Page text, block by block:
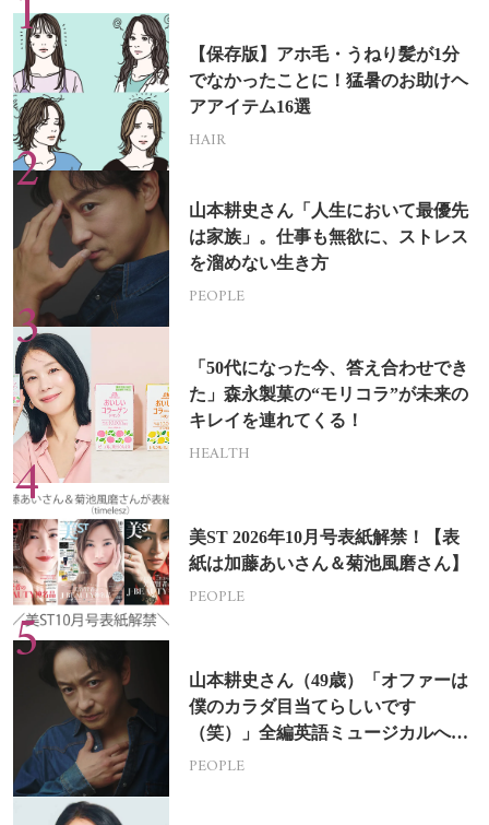
【保存版】アホ毛・うねり髪が1分
でなかったことに！猛暑のお助けヘ
アアイテム16選
HAIR
山本耕史さん「人生において最優先
は家族」。仕事も無欲に、ストレス
を溜めない生き方
PEOPLE
「50代になった今、答え合わせでき
た」森永製菓の“モリコラ”が未来の
キレイを連れてくる！
HEALTH
美ST 2026年10月号表紙解禁！【表
紙は加藤あいさん＆菊池風磨さん】
PEOPLE
山本耕史さん（49歳）「オファーは
僕のカラダ目当てらしいです
（笑）」全編英語ミュージカルへの
挑戦
PEOPLE